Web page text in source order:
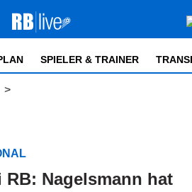
SPIELER & TRAINER
>
RB: Nagelsmann hat